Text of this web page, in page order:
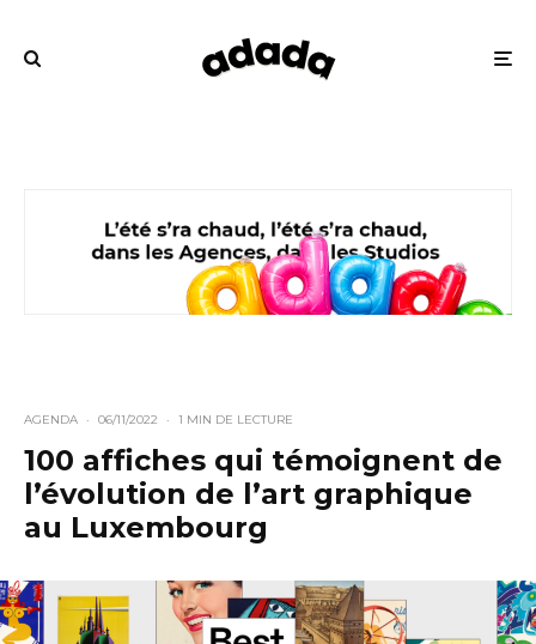
AGENDA · 06/11/2022 · 1 MIN DE LECTURE
100 affiches qui témoignent de
l’évolution de l’art graphique
au Luxembourg